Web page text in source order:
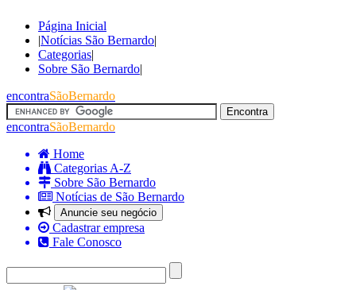
Página Inicial
|Notícias São Bernardo|
Categorias|
Sobre São Bernardo|
encontraSãoBernardo
encontraSãoBernardo
Home
Categorias A-Z
Sobre São Bernardo
Notícias de São Bernardo
Anuncie seu negócio
Cadastrar empresa
Fale Conosco